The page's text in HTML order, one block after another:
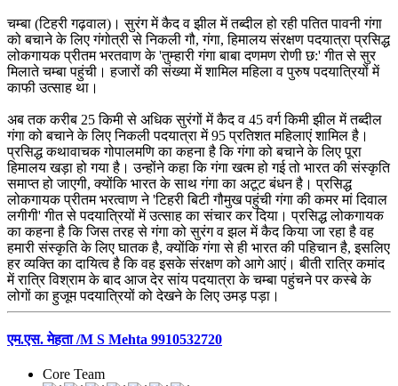
चम्बा (टिहरी गढ़वाल)। सुरंग में कैद व झील में तब्दील हो रही पतित पावनी गंगा
को बचाने के लिए गंगोत्री से निकली गौ, गंगा, हिमालय संरक्षण पदयात्रा प्रसिद्ध
लोकगायक प्रीतम भरतवाण के 'तुम्हारी गंगा बाबा दणमण रोणी छ:' गीत से सुर
मिलाते चम्बा पहुंची। हजारों की संख्या में शामिल महिला व पुरुष पदयात्रियों में
काफी उत्साह था।
अब तक करीब 25 किमी से अधिक सुरंगों में कैद व 45 वर्ग किमी झील में तब्दील
गंगा को बचाने के लिए निकली पदयात्रा में 95 प्रतिशत महिलाएं शामिल है।
प्रसिद्ध कथावाचक गोपालमणि का कहना है कि गंगा को बचाने के लिए पूरा
हिमालय खड़ा हो गया है। उन्होंने कहा कि गंगा खत्म हो गई तो भारत की संस्कृति
समाप्त हो जाएगी, क्योंकि भारत के साथ गंगा का अटूट बंधन है। प्रसिद्ध
लोकगायक प्रीतम भरत्वाण ने 'टिहरी बिटी गौमुख पहुंची गंगा की कमर मां दिवाल
लगीगी' गीत से पदयात्रियों में उत्साह का संचार कर दिया। प्रसिद्ध लोकगायक
का कहना है कि जिस तरह से गंगा को सुरंग व झल में कैद किया जा रहा है वह
हमारी संस्कृति के लिए घातक है, क्योंकि गंगा से ही भारत की पहिचान है, इसलिए
हर व्यक्ति का दायित्व है कि वह इसके संरक्षण को आगे आएं। बीती रात्रि कमांद
में रात्रि विश्राम के बाद आज देर सांय पदयात्रा के चम्बा पहुंचने पर कस्बे के
लोगों का हुजूम पदयात्रियों को देखने के लिए उमड़ पड़ा।
एम.एस. मेहता /M S Mehta 9910532720
Core Team